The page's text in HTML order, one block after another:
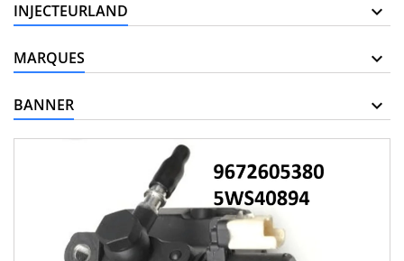
INJECTEURLAND
MARQUES
BANNER